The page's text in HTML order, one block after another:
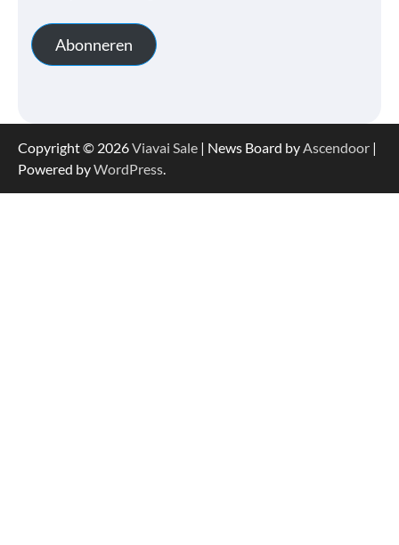
Abonneren
Copyright © 2026Viavai Sale | News Board by Ascendoor |
Powered byWordPress